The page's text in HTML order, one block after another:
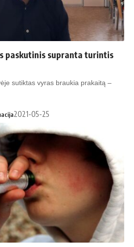
paskutinis supranta turintis
sutiktas vyras braukia prakaitą –
2021-05-25